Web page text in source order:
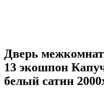
Дверь
13 экошпон
белый сатин